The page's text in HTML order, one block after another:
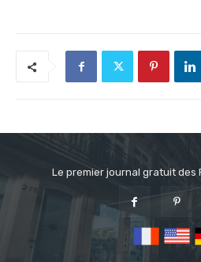
Le premier journal gratuit des